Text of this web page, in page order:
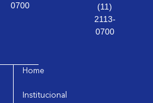
0700
(11)
2113-
0700
Home
Institucional